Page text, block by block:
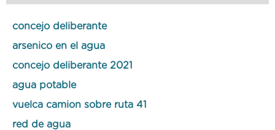
concejo deliberante
arsenico en el agua
concejo deliberante 2021
agua potable
vuelca camion sobre ruta 41
red de agua